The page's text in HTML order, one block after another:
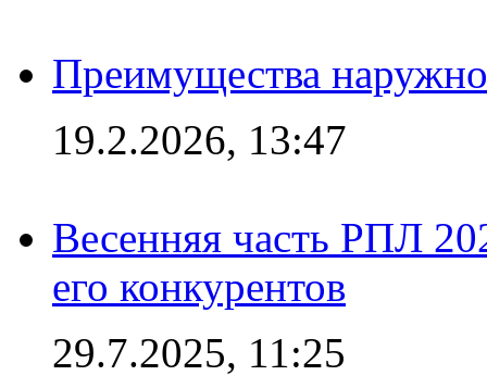
Преимущества
19.2.2026, 13:47
Весенняя часть РПЛ
его конкурентов
29.7.2025, 11:25